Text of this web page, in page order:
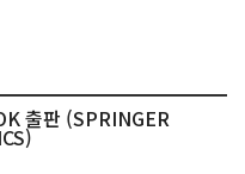
출판 (SPRINGER